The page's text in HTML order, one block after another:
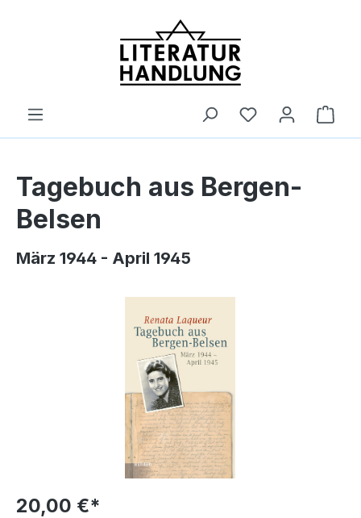
Tagebuch aus Bergen-
Belsen
März 1944 - April 1945
20,00 €*